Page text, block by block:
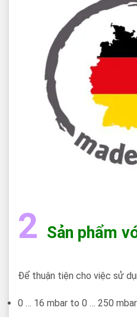
2 Sản phẩm
Để thuận tiện cho việc sử
0 … 16 mbar to 0 … 250 mbar